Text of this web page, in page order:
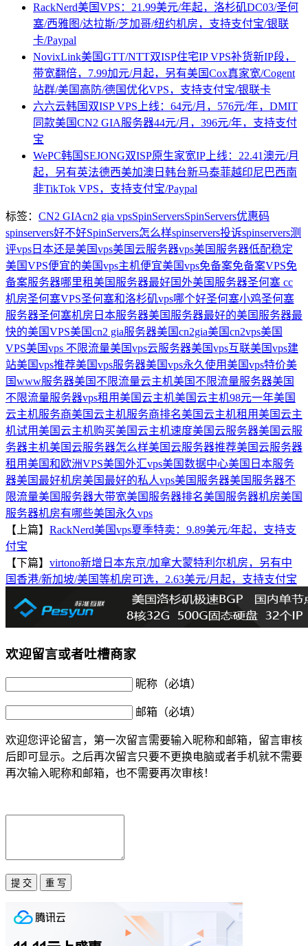
RackNerd美国VPS：21.99美元/年起，洛杉矶DC03/圣何
塞/西雅图/达拉斯/芝加哥/纽约机房，支持支付宝/银联
卡/Paypal
NovixLink美国GTT/NTT双ISP住宅IP VPS补货新IP段，
带宽翻倍，7.99加元/月起，另有美国Cox真家宽/Cogent
站群/美国高防/德国优化VPS，支持支付宝/银联卡
六六云韩国双ISP VPS上线：64元/月，576元/年，DMIT
同款美国CN2 GIA服务器44元/月，396元/年，支持支付
宝
WePC韩国SEJONG双ISP原生家宽IP上线：22.41澳元/月
起，另有英法德西美加澳日韩台新马泰菲越印尼巴西南
非TikTok VPS，支持支付宝/Paypal
标签： CN2 GIAcn2 gia vpsSpinServersSpinServers优惠码
spinservers好不好SpinServers怎么样spinservers投诉spinservers测
评vps日本还是美国vps美国云服务器vps美国服务器低配稳定
美国VPS便宜的美国vps主机便宜美国vps免备案免备案VPS免
备案服务器哪里租美国服务器最好国外美国服务器圣何塞 cc
机房圣何塞VPS圣何塞和洛杉矶vps哪个好圣何塞小鸡圣何塞
服务器圣何塞机房 日本服务器美国服务器最好的美国服务器最
快的美国VPS美国cn2 gia服务器美国cn2gia美国cn2vps美国
VPS美国vps 不限流量美国vps云服务器美国vps互联美国vps建
站美国vps推荐美国vps服务器美国vps永久使用美国vps特价美
国www服务器美国不限流量云主机美国不限流量服务器美国
不限流量服务器vps租用美国云主机美国云主机98元一年美国
云主机服务商美国云主机服务商排名美国云主机租用美国云主
机试用美国云主机购买美国云主机速度美国云服务器美国云服
务器主机美国云服务器怎么样美国云服务器推荐美国云服务器
租用美国和欧洲VPS美国外汇vps美国数据中心美国日本服务
器美国最好机房美国最好的私人vps美国服务器美国服务器不
限流量美国服务器大带宽美国服务器排名美国服务器机房美国
服务器机房有哪些美国永久vps
【上篇】 RackNerd美国vps夏季特卖：9.89美元/年起，支持支
付宝
【下篇】 virtono新增日本东京/加拿大蒙特利尔机房，另有中
国香港/新加坡/美国等机房可选，2.63美元/月起，支持支付宝
欢迎留言或者吐槽商家
昵称（必填）
邮箱（必填）
欢迎您评论留言，第一次留言需要输入昵称和邮箱，留言审核
后即可显示。之后再次留言只要不更换电脑或者手机就不需要
再次输入昵称和邮箱，也不需要再次审核！